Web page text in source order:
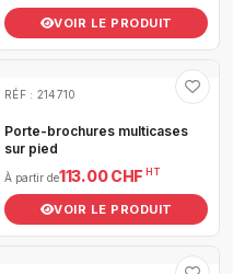
VOIR LE PRODUIT
RÉF : 214710
Porte-brochures multicases
sur pied
À partir de113.00 CHF HT
VOIR LE PRODUIT